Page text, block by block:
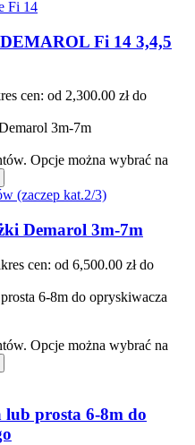
Fi 14
Fi 14 3,4,5
cen: od 2,300.00 zł do
Opcje można wybrać na
(zaczep kat.2/3)
Demarol 3m-7m
cen: od 6,500.00 zł do
Opcje można wybrać na
lub prosta 6-8m do